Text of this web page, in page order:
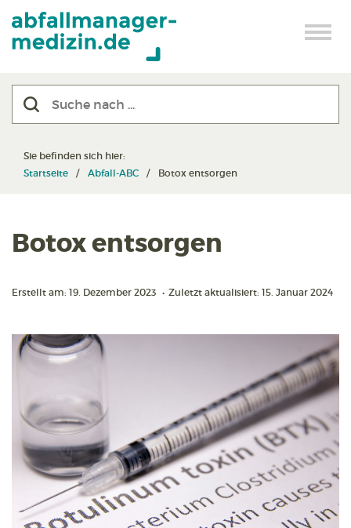
Sie befinden sich hier:
Startseite
Abfall-ABC Botox entsorgen
Botox entsorgen
Erstellt am: 19. Dezember 2023 • Zuletzt aktualisiert: 15. Januar 2024